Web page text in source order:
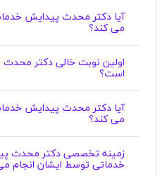
آیا دکتر محدث پیدایش
می کند؟
اولین نوبت خالی دکتر
است؟
آیا دکتر محدث پیدایش
می کند؟
زمینه تخصصی دکتر محدث
خدماتی توسط ایشان انجام